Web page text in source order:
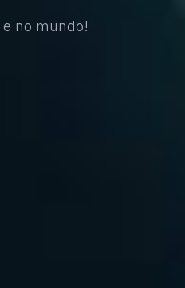
no mundo!